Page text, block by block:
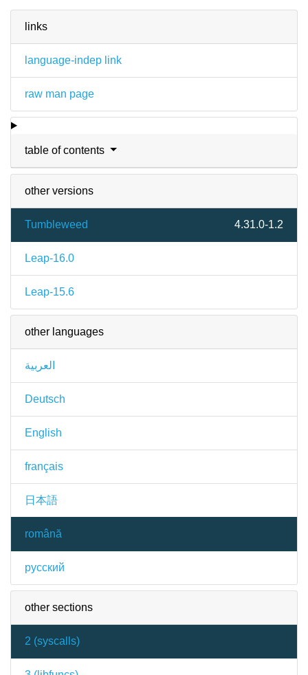
links
language-indep link
raw man page
table of contents
other versions
Tumbleweed 4.31.0-1.2
Leap-16.0
Leap-15.6
other languages
العربية
Deutsch
English
français
日本語
română
русский
other sections
2 (syscalls)